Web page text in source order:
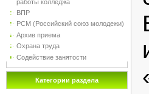
работы колледжа
ВПР
РСМ (Российский союз молодежи)
Архив приема
Охрана труда
Содействие занятости
Категории раздела